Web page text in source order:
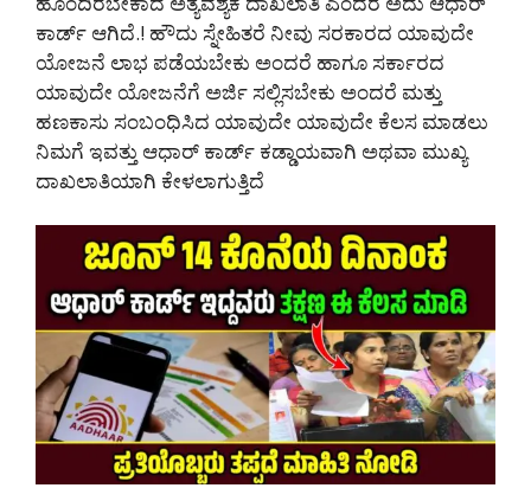
ಕಾರ್ಡ್ ಆಗಿದೆ.! ಹೌದು ಸ್ನೇಹಿತರೆ ನೀವು ಸರಕಾರದ ಯಾವುದೇ
ಯೋಜನೆ ಲಾಭ ಪಡೆಯಬೇಕು ಅಂದರೆ ಹಾಗೂ ಸರ್ಕಾರದ
ಯಾವುದೇ ಯೋಜನೆಗೆ ಅರ್ಜಿ ಸಲ್ಲಿಸಬೇಕು ಅಂದರೆ ಮತ್ತು
ಹಣಕಾಸು ಸಂಬಂಧಿಸಿದ ಯಾವುದೇ ಯಾವುದೇ ಕೆಲಸ ಮಾಡಲು
ನಿಮಗೆ ಇವತ್ತು ಆಧಾರ್ ಕಾರ್ಡ್ ಕಡ್ಡಾಯವಾಗಿ ಅಥವಾ ಮುಖ್ಯ
ದಾಖಲಾತಿಯಾಗಿ ಕೇಳಲಾಗುತ್ತಿದೆ